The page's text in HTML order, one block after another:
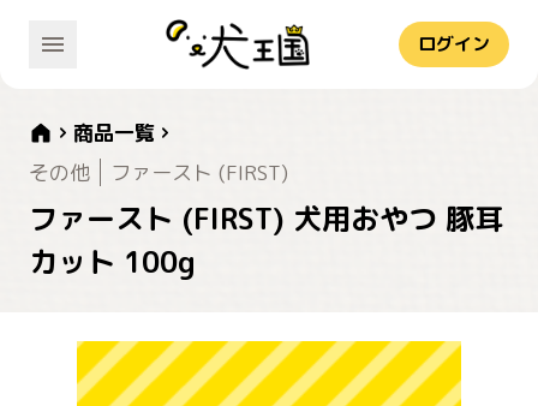
ログイン
商品一覧
その他
ファースト (FIRST)
ファースト (FIRST) 犬用おやつ 豚耳
カット 100g